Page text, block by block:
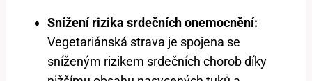
Snížení rizika srdečních onemocnění:
Vegetariánská strava je spojena se
sníženým rizikem srdečních chorob díky